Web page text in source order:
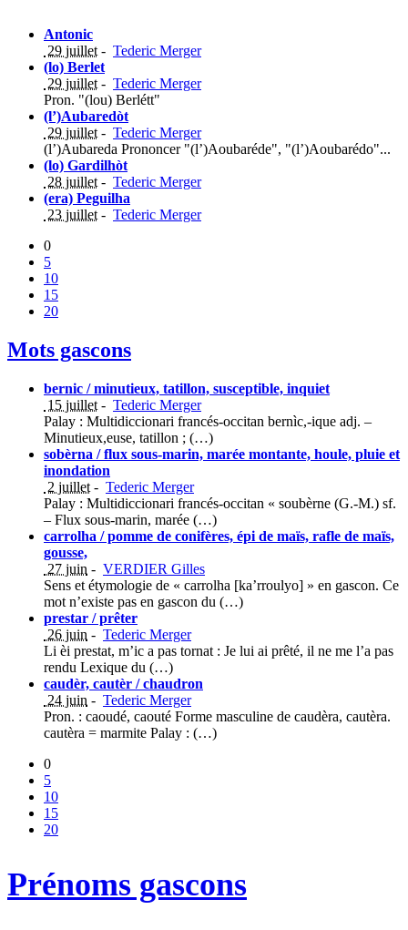
Antonic
29 juillet- Tederic Merger
(lo) Berlet
29 juillet- Tederic Merger
Pron. "(lou) Berlétt"
(l’)Aubaredòt
29 juillet- Tederic Merger
(l’)Aubareda Prononcer "(l’)Aoubaréde", "(l’)Aoubarédo"...
(lo) Gardilhòt
28 juillet- Tederic Merger
(era) Peguilha
23 juillet- Tederic Merger
0
5
10
15
20
Mots gascons
bernic / minutieux, tatillon, susceptible, inquiet
15 juillet - Tederic Merger
Palay : Multidiccionari francés-occitan bernìc,-ique adj. –
Minutieux,euse, tatillon ; (…)
sobèrna / flux sous-marin, marée montante, houle, pluie et
inondation
2 juillet - Tederic Merger
Palay : Multidiccionari francés-occitan « soubèrne (G.-M.) sf.
– Flux sous-marin, marée (…)
carrolha / pomme de conifères, épi de maïs, rafle de maïs,
gousse,
27 juin - VERDIER Gilles
Sens et étymologie de « carrolha [ka’rroulyo] » en gascon. Ce
mot n’existe pas en gascon du (…)
prestar / prêter
26 juin - Tederic Merger
Li èi prestat, m’ic a pas tornat : Je lui ai prêté, il ne me l’a pas
rendu Lexique du (…)
caudèr, cautèr / chaudron
24 juin - Tederic Merger
Pron. : caoudé, caouté Forme masculine de caudèra, cautèra.
cautèra = marmite Palay : (…)
0
5
10
15
20
Prénoms gascons